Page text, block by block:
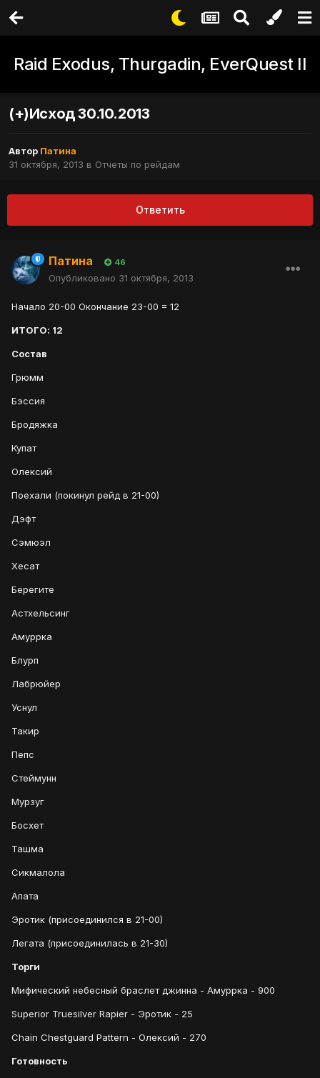
Raid Exodus, Thurgadin, EverQuest II
(+)Исход 30.10.2013
Автор Патина
31 октября, 2013 в Отчеты по рейдам
Ответить
Патина 46
Опубликовано 31 октября, 2013
Начало 20-00 Окончание 23-00 = 12
ИТОГО: 12
Состав
Грюмм
Бэссия
Бродяжка
Купат
Олексий
Поехали (покинул рейд в 21-00)
Дэфт
Сэмюэл
Хесат
Берегите
Астхельсинг
Амуррка
Блурп
Лабрюйер
Уснул
Такир
Пепс
Стеймунн
Мурзуг
Босхет
Ташма
Сикмалола
Апата
Эротик (присоединился в 21-00)
Легата (присоединилась в 21-30)
Торги
Мифический небесный браслет джинна - Амуррка - 900
Superior Truesilver Rapier - Эротик - 25
Chain Chestguard Pattern - Олексий - 270
Готовность